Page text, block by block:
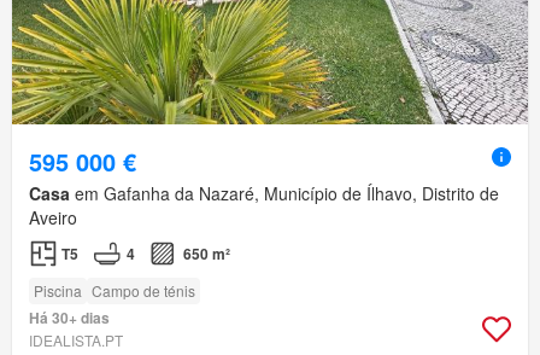
595 000 €
Casa em Gafanha da Nazaré, Município de Ílhavo, Distrito de
Aveiro
T5 4 650 m²
Piscina Campo de ténis
Há 30+ dias
IDEALISTA.PT